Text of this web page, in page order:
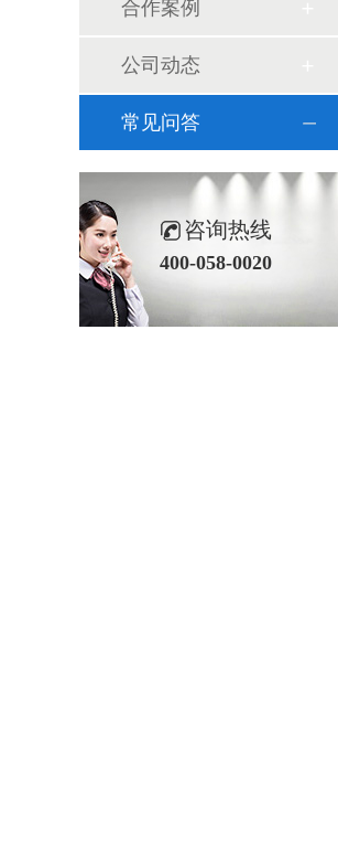
合作案例
公司动态
常见问答
咨询热线
400-058-0020